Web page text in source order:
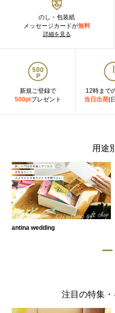
のし・包装紙
メッセージカードが無料
詳細を見る
新規ご登録で
500ptプレゼント
12時まで
当日出荷(
用途
antina wedding
注目の特集